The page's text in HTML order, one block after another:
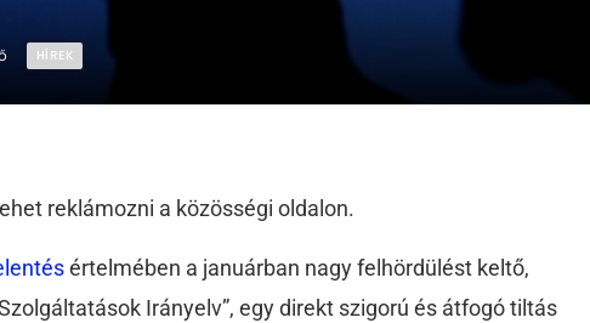
HÍREK
reklámozni a közösségi oldalon.
értelmében a januárban nagy felhördülést keltő,
Irányelv”, egy direkt szigorú és átfogó tiltás